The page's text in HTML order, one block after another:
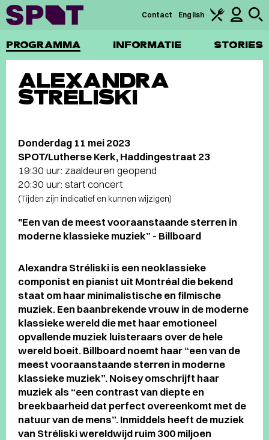
PROGRAMMA INFORMATIE STORIES
Contact English
ALEXANDRA
STRÉLISKI
Donderdag 11 mei 2023
SPOT/Lutherse Kerk, Haddingestraat 23
19:30 uur: zaaldeuren geopend
20:30 uur: start concert
(Tijden zijn indicatief en kunnen wijzigen)
"Een van de meest vooraanstaande sterren in
moderne klassieke muziek” - Billboard
Alexandra Stréliski is een neoklassieke
componist en pianist uit Montréal die bekend
staat om haar minimalistische en filmische
muziek. Een baanbrekende vrouw in de moderne
klassieke wereld die met haar emotioneel
opvallende muziek luisteraars over de hele
wereld boeit. Billboard noemt haar “een van de
meest vooraanstaande sterren in moderne
klassieke muziek”. Noisey omschrijft haar
muziek als “een contrast van diepte en
breekbaarheid dat perfect overeenkomt met de
natuur van de mens”. Inmiddels heeft de muziek
van Stréliski wereldwijd ruim 300 miljoen